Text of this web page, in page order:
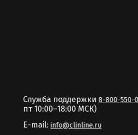
Служба поддержки 8-800-550-
пт 10:00–18:00 MCК)
E-mail: info@clinline.ru